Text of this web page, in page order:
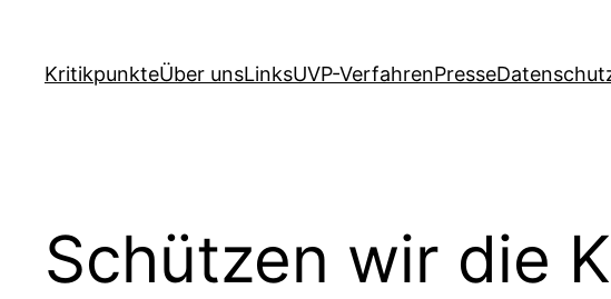
springen
KritikpunkteÜber unsLinksUVP-VerfahrenPresse
Schützen wir die